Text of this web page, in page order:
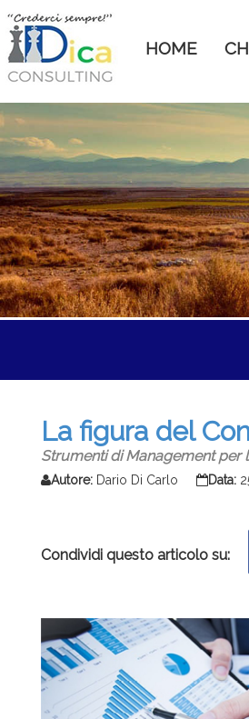
HOME
La figura del
Strumenti di Management per
Autore: Dario Di Carlo Data:
Condividi questo articolo su: